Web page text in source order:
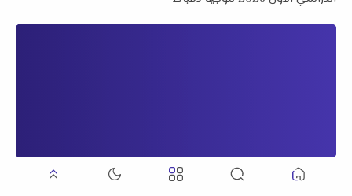
امتحان لغة عربية + نموذج الإجابة للصف الخامس الابتدائي الفصل